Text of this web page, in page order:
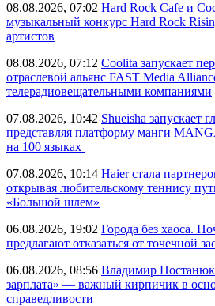
08.08.2026, 07:02 Hard Rock Cafe и
музыкальный конкурс Hard Rock
артистов
08.08.2026, 07:12 Coolita запускает
отраслевой альянс FAST Media
телерадиовещательными компаниями
07.08.2026, 10:42 Shueisha запускает
представляя платформу манги
на 100 языках
07.08.2026, 10:14 Haier стала
открывая любительскому теннису
«Большой шлем»
06.08.2026, 19:02 Города без хаоса.
предлагают отказаться от точечной
06.08.2026, 08:56 Владимир
зарплата» — важный кирпичик в
справедливости